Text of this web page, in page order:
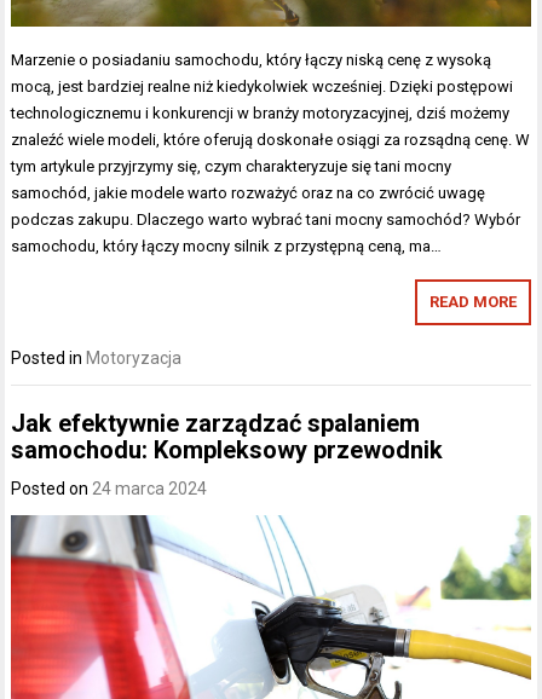
Marzenie o posiadaniu samochodu, który łączy niską cenę z wysoką
mocą, jest bardziej realne niż kiedykolwiek wcześniej. Dzięki postępowi
technologicznemu i konkurencji w branży motoryzacyjnej, dziś możemy
znaleźć wiele modeli, które oferują doskonałe osiągi za rozsądną cenę. W
tym artykule przyjrzymy się, czym charakteryzuje się tani mocny
samochód, jakie modele warto rozważyć oraz na co zwrócić uwagę
podczas zakupu. Dlaczego warto wybrać tani mocny samochód? Wybór
samochodu, który łączy mocny silnik z przystępną ceną, ma…
READ MORE
Posted in Motoryzacja
Jak efektywnie zarządzać spalaniem
samochodu: Kompleksowy przewodnik
Posted on 24 marca 2024